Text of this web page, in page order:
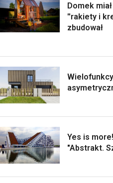
Domek
''rakiety i
zbudował
Yes is
"Abstrakt.